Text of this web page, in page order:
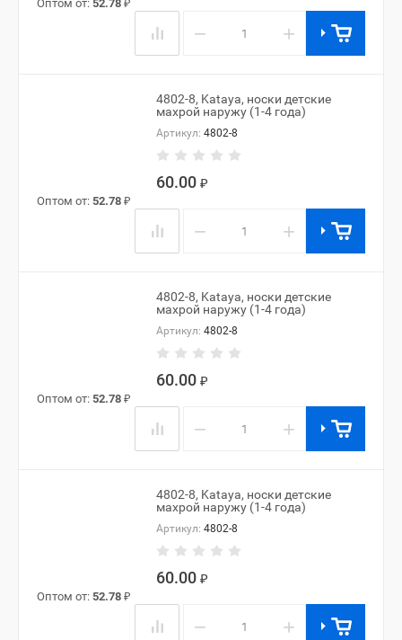
Оптом от: 52.78 ₽
− +
4802-8, Kataya, носки детские
махрой наружу (1-4 года)
Артикул: 4802-8
60.00 ₽
Оптом от: 52.78 ₽
− +
4802-8, Kataya, носки детские
махрой наружу (1-4 года)
Артикул: 4802-8
60.00 ₽
Оптом от: 52.78 ₽
− +
4802-8, Kataya, носки детские
махрой наружу (1-4 года)
Артикул: 4802-8
60.00 ₽
Оптом от: 52.78 ₽
− +